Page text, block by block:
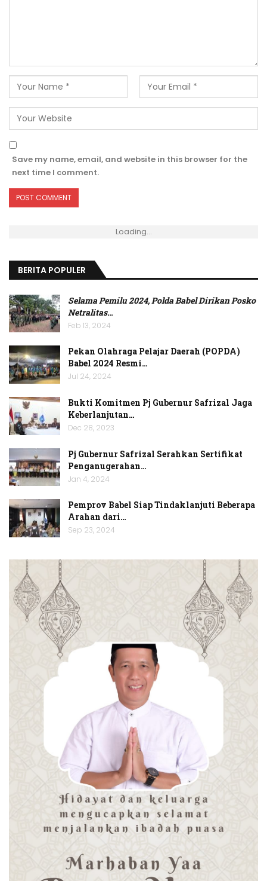
Save my name, email, and website in this browser for the
next time I comment.
Loading...
BERITA POPULER
Selama Pemilu 2024, Polda Babel Dirikan Posko
Netralitas…
Feb 13, 2024
Pekan Olahraga Pelajar Daerah (POPDA)
Babel 2024 Resmi…
Jul 24, 2024
Bukti Komitmen Pj Gubernur Safrizal Jaga
Keberlanjutan…
Dec 28, 2023
Pj Gubernur Safrizal Serahkan Sertifikat
Penganugerahan…
Jan 4, 2024
Pemprov Babel Siap Tindaklanjuti Beberapa
Arahan dari…
Sep 23, 2024